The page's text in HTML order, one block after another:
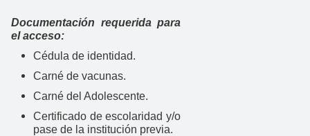
Documentación requerida para
el acceso:
Cédula de identidad.
Carné de vacunas.
Carné del Adolescente.
Certificado de escolaridad y/o
pase de la institución previa.